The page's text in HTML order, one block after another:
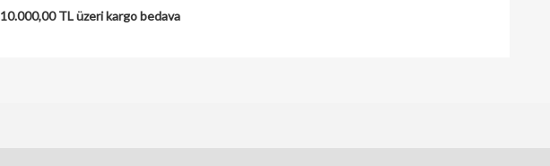
10.000,00 TL üzeri kargo bedava